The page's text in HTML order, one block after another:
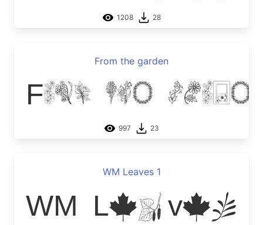
1208 28
From the garden
From the
997 23
WM Leaves 1
WM Leaves